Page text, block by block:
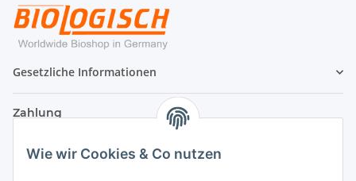
Wie wir Cookies & Co nutzen
Gesetzliche Informationen
Zahlung